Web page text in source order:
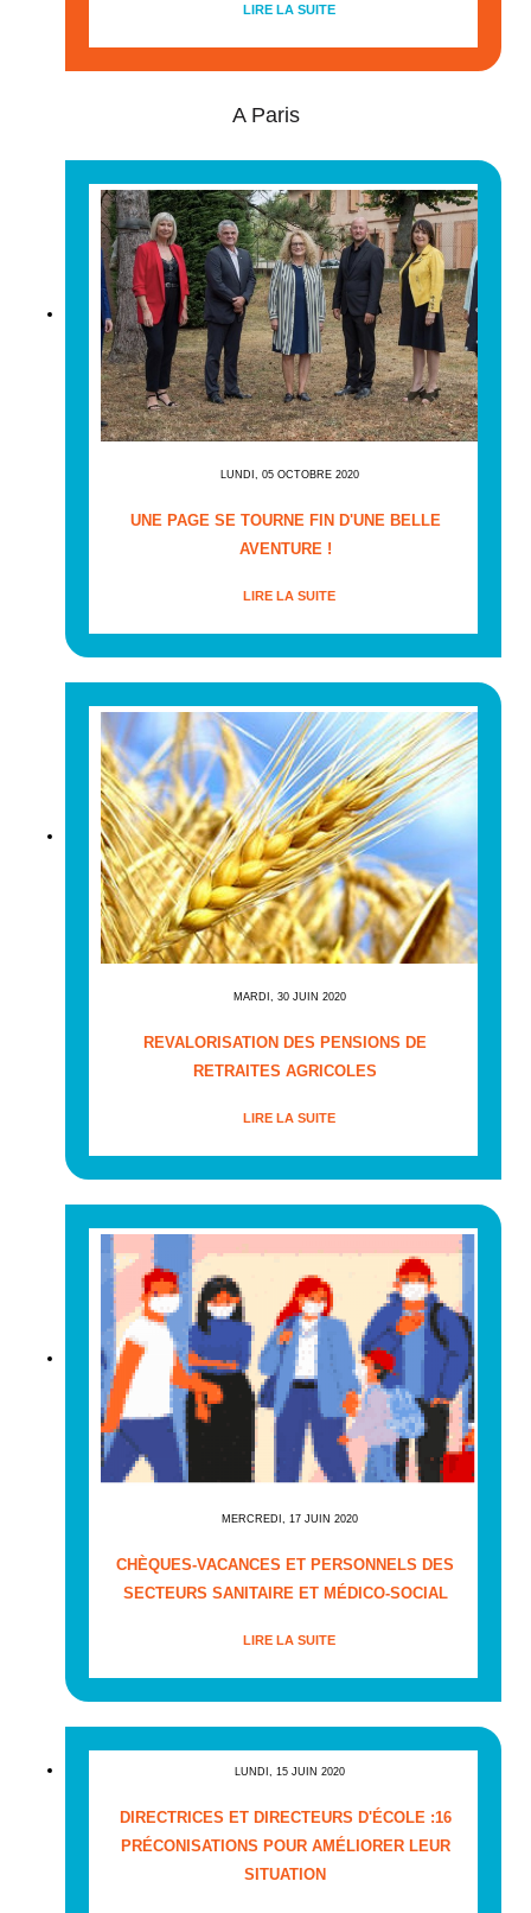
LIRE LA SUITE
A Paris
LUNDI, 05 OCTOBRE 2020
UNE PAGE SE TOURNE FIN D'UNE BELLE
AVENTURE !
LIRE LA SUITE
MARDI, 30 JUIN 2020
REVALORISATION DES PENSIONS DE
RETRAITES AGRICOLES
LIRE LA SUITE
MERCREDI, 17 JUIN 2020
CHÈQUES-VACANCES ET PERSONNELS DES
SECTEURS SANITAIRE ET MÉDICO-SOCIAL
LIRE LA SUITE
LUNDI, 15 JUIN 2020
DIRECTRICES ET DIRECTEURS D'ÉCOLE :16
PRÉCONISATIONS POUR AMÉLIORER LEUR
SITUATION